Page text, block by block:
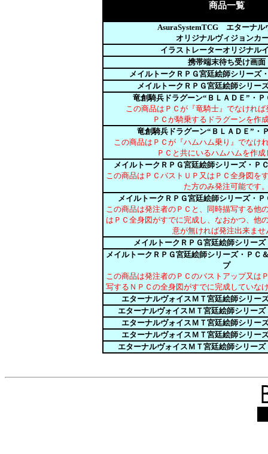
商品一覧
AsuraSystemTCG エターナル
オリジナルヴィジョンカ
イラストレーターオリジナル
携帯端末待ち受け画面
メイルトークＲＰＧ宮廷絵師シリーズ
メイルトークＲＰＧ宮廷絵師シリー
竜創騎兵ドラグーン“ＢＬＡＤＥ”・
この商品はＰＣが『竜騎士』でなけれ
ＰＣが騎乗するドラグーンを作
竜創騎兵ドラグーン“ＢＬＡＤＥ”・
この商品はＰＣが『ハムハム乗り』でなけ
ＰＣと共にいるハムハムを作成
メイルトークＲＰＧ宮廷絵師シリーズ・Ｐ
この商品はＰＣバストＵＰ又はＰＣ全身図を
た方のみ発注可能です
メイルトークＲＰＧ宮廷絵師シリーズ・
この商品は発注者のＰＣと、同時描写する他
はＰＣ全身図がすでに完成し、なおかつ、他
意が無ければ発注出来ませ
メイルトークＲＰＧ宮廷絵師シリー
メイルトークＲＰＧ宮廷絵師シリーズ・ＰＣ
プ
この商品は発注者のＰＣのバストアップ又は
写するＮＰＣの全身図がすでに完成していな
エターナルヴォイスＭＴ宮廷絵師シリー
エターナルヴォイスＭＴ宮廷絵師シリー
エターナルヴォイスＭＴ宮廷絵師シリー
エターナルヴォイスＭＴ宮廷絵師シリー
エターナルヴォイスＭＴ宮廷絵師シリー